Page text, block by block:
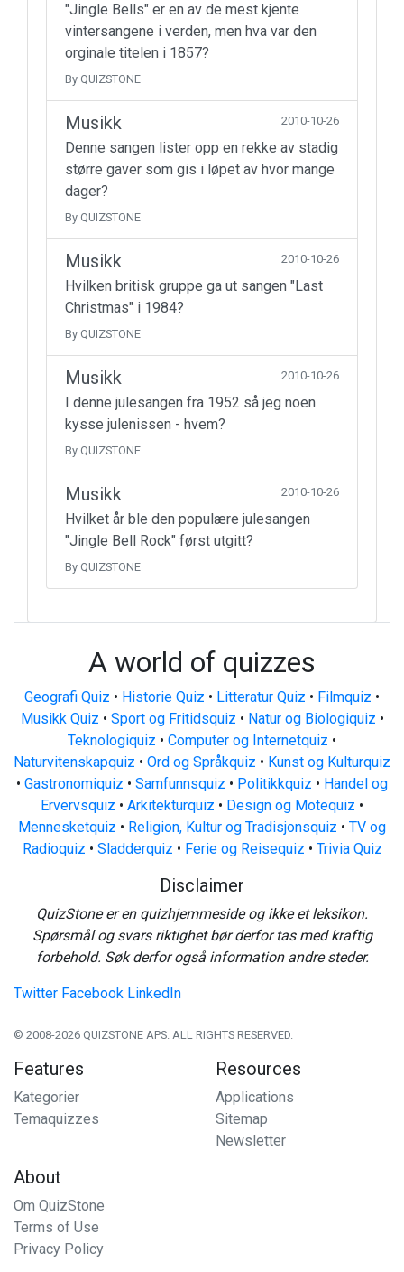
"Jingle Bells" er en av de mest kjente
vintersangene i verden, men hva var den
orginale titelen i 1857?
By QUIZSTONE
Musikk 2010-10-26
Denne sangen lister opp en rekke av stadig
større gaver som gis i løpet av hvor mange
dager?
By QUIZSTONE
Musikk 2010-10-26
Hvilken britisk gruppe ga ut sangen "Last
Christmas" i 1984?
By QUIZSTONE
Musikk 2010-10-26
I denne julesangen fra 1952 så jeg noen
kysse julenissen - hvem?
By QUIZSTONE
Musikk 2010-10-26
Hvilket år ble den populære julesangen
"Jingle Bell Rock" først utgitt?
By QUIZSTONE
A world of quizzes
Geografi Quiz • Historie Quiz • Litteratur Quiz • Filmquiz •
Musikk Quiz • Sport og Fritidsquiz • Natur og Biologiquiz •
Teknologiquiz • Computer og Internetquiz •
Naturvitenskapquiz • Ord og Språkquiz • Kunst og Kulturquiz
• Gastronomiquiz • Samfunnsquiz • Politikkquiz • Handel og
Ervervsquiz • Arkitekturquiz • Design og Motequiz •
Mennesketquiz • Religion, Kultur og Tradisjonsquiz • TV og
Radioquiz • Sladderquiz • Ferie og Reisequiz • Trivia Quiz
Disclaimer
QuizStone er en quizhjemmeside og ikke et leksikon.
Spørsmål og svars riktighet bør derfor tas med kraftig
forbehold. Søk derfor også information andre steder.
Twitter Facebook LinkedIn
© 2008-2026 QUIZSTONE APS. ALL RIGHTS RESERVED.
Features
Kategorier
Temaquizzes
Resources
Applications
Sitemap
Newsletter
About
Om QuizStone
Terms of Use
Privacy Policy